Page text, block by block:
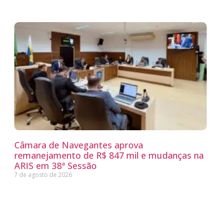
Câmara de Navegantes aprova
remanejamento de R$ 847 mil e mudanças na
ARIS em 38ª Sessão
7 de agosto de 2026